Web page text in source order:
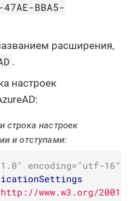
47AE-BBA5-
расширения,
.
настроек
строка настроек
и отступами:
encoding="utf-
www.w3.org/2001/